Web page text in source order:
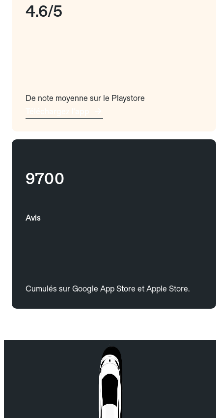
4.6/5
De note moyenne sur le Playstore
9700
Avis
Cumulés sur Google App Store et Apple Store.